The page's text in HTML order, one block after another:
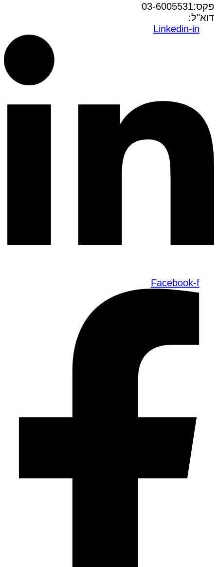
פקס:03-6005531
דוא"ל:
Linkedin-in
Facebook-f